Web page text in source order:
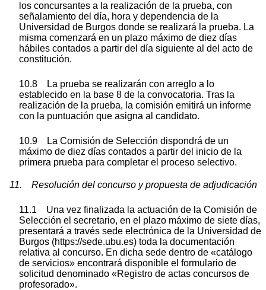
los concursantes a la realización de la prueba, con
señalamiento del día, hora y dependencia de la
Universidad de Burgos donde se realizará la prueba. La
misma comenzará en un plazo máximo de diez días
hábiles contados a partir del día siguiente al del acto de
constitución.
10.8 La prueba se realizarán con arreglo a lo
establecido en la base 8 de la convocatoria. Tras la
realización de la prueba, la comisión emitirá un informe
con la puntuación que asigna al candidato.
10.9 La Comisión de Selección dispondrá de un
máximo de diez días contados a partir del inicio de la
primera prueba para completar el proceso selectivo.
11. Resolución del concurso y propuesta de adjudicación
11.1 Una vez finalizada la actuación de la Comisión de
Selección el secretario, en el plazo máximo de siete días,
presentará a través sede electrónica de la Universidad de
Burgos (https://sede.ubu.es) toda la documentación
relativa al concurso. En dicha sede dentro de «catálogo
de servicios» encontrará disponible el formulario de
solicitud denominado «Registro de actas concursos de
profesorado».